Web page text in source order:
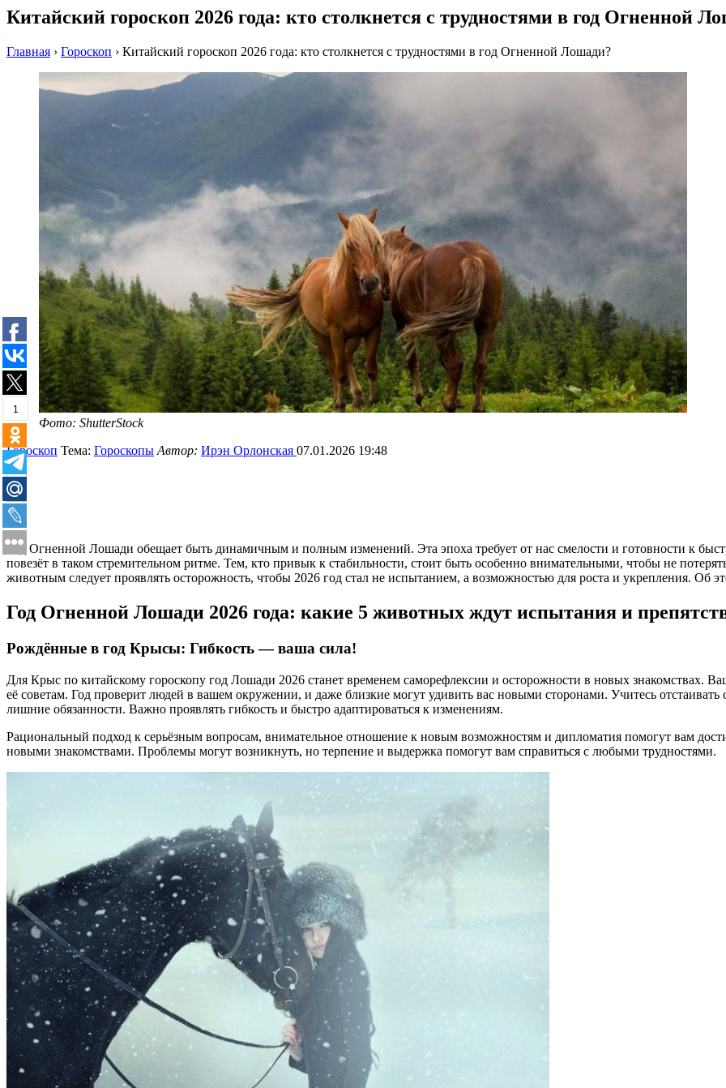
1
Китайский гороскоп 2026 года: кто столкнется с трудностями в год Огненной
Главная › Гороскоп › Китайский гороскоп 2026 года: кто столкнется с трудностями в год Огненной Лошади?
Фото: ShutterStock
Гороскоп Тема: Гороскопы Автор: Ирэн Орлонская 07.01.2026 19:48
Год Огненной Лошади обещает быть динамичным и полным изменений. Эта эпоха требует от нас смелости и готовности к
повезёт в таком стремительном ритме. Тем, кто привык к стабильности, стоит быть особенно внимательными, чтобы не
животным следует проявлять осторожность, чтобы 2026 год стал не испытанием, а возможностью для роста и укрепления. Об
Год Огненной Лошади 2026 года: какие 5 животных ждут испытания и
Рождённые в год Крысы: Гибкость — ваша сила!
Для Крыс по китайскому гороскопу год Лошади 2026 станет временем саморефлексии и осторожности в новых знакомствах.
её советам. Год проверит людей в вашем окружении, и даже близкие могут удивить вас новыми сторонами. Учитесь
лишние обязанности. Важно проявлять гибкость и быстро адаптироваться к изменениям.
Рациональный подход к серьёзным вопросам, внимательное отношение к новым возможностям и дипломатия помогут вам
новыми знакомствами. Проблемы могут возникнуть, но терпение и выдержка помогут вам справиться с любыми трудностями.